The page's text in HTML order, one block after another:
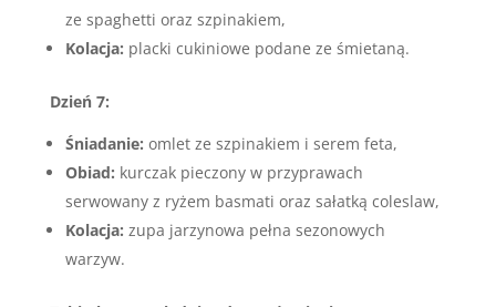
ze spaghetti oraz szpinakiem,
Kolacja: placki cukiniowe podane ze śmietaną.
Dzień 7:
Śniadanie: omlet ze szpinakiem i serem feta,
Obiad: kurczak pieczony w przyprawach
serwowany z ryżem basmati oraz sałatką coleslaw,
Kolacja: zupa jarzynowa pełna sezonowych
warzyw.